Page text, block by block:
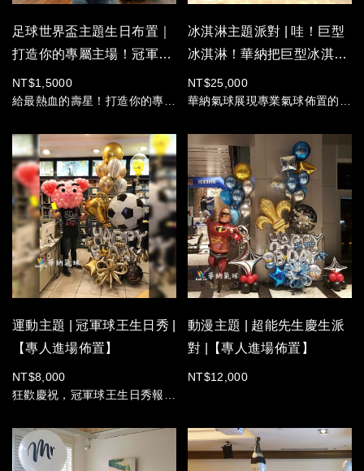
足球世界盃主題生日布置｜
打造你的專屬主場！冠軍球
王生日秀 ｜【專人進場佈
置】
NT$1,5000
給最熱血的壽星！打造你的專屬
想要辦一場讓全場驚呼、壽星拍
照拍不停的生日派對嗎？
華納氣球 懂你想給對方驚喜的
心！這次我們把足球場的熱血直
接搬進餐廳包廂！
免動手、免煩惱：專人到場為您
精緻定位。
拍照視覺感滿分：隨便拍都是全
場焦點。
冰淇淋主題派對 | 哇！巨型
冰淇淋！華納把巨型冰淇淋
搬進派對現場 |【專人進場
佈置】
NT$25,000
華納氣球展現專業氣球佈置的無
在「Wallace's Night」活動中，
我們以冰淇淋為靈感，結合了氣
球、特效與客製化背板，打造出
既活潑又具質感的視覺焦點。
精緻的餐桌擺設與活潑的氣球佈
置相映成趣，完美平衡了活動的
專業氛圍與輕鬆感，讓賓客留下
深刻印象。
華納氣球致力於提供高品質的氣
企業活動、新品發表會還是私人
晚宴，我們都能為您量身打造獨
專業氣球佈置諮詢-華納氣球！
運動主題 | 冠軍球王生日秀 |
【專人進場佈置】
NT$8,000
狂歡慶祝，冠軍球王生日秀報
熱愛足球的朋友注意啦！看看這
款霸氣十足的「冠軍級氣球」組
動漫主題 | 超能先生慶生派
對 |【專人進場佈置】
NT$12,000